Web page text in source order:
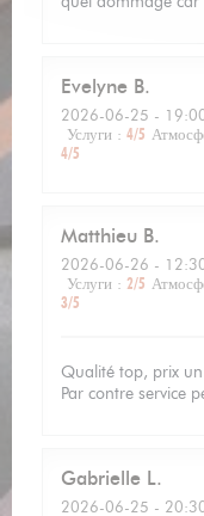
Evelyne B
2026-06-25 -
Услуги : 4/5
4/5
Matthieu B
2026-06-26 -
Услуги : 2/5
3/5
Qualité top, prix un
Par contre service
Gabrielle L
2026-06-25 -